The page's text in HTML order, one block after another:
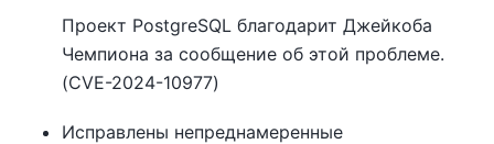
Проект PostgreSQL благодарит Джейкоба
Чемпиона за сообщение об этой проблеме.
(CVE-2024-10977)
Исправлены непреднамеренные